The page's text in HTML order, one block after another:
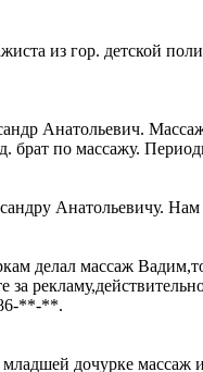
из гор. детской
Анатольевич.
по массажу.
Анатольевичу.
делал массаж
за
**-**.
дочурке массаж